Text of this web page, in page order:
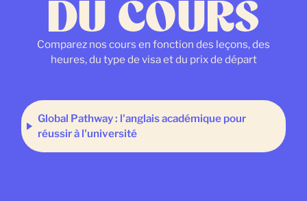
DU COURS
Comparez nos cours en fonction des leçons, des
heures, du type de visa et du prix de départ
Global Pathway : l'anglais académique pour
réussir à l'université